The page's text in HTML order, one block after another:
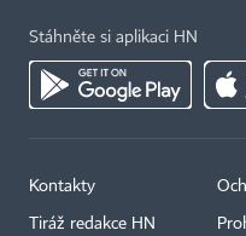
Stáhněte si aplikaci HN
Kontakty
Tiráž redakce HN